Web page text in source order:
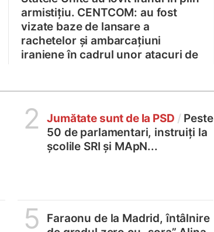
armistițiu. CENTCOM: au fost
vizate baze de lansare a
rachetelor şi ambarcaţiuni
iraniene în cadrul unor atacuri de
2 Jumătate sunt de la PSD / Peste
50 de parlamentari, instruiți la
școlile SRI și MApN...
5
Faraonu de la Madrid, întâlnire